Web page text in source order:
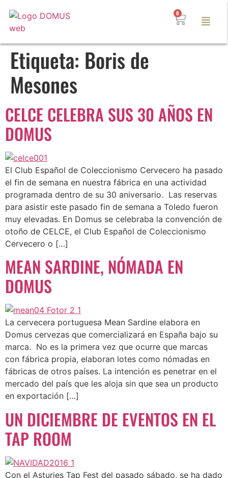
0
Etiqueta: Boris de
Mesones
CELCE CELEBRA SUS 30 AÑOS EN
DOMUS
El Club Español de Coleccionismo Cervecero ha pasado
el fin de semana en nuestra fábrica en una actividad
programada dentro de su 30 aniversario. Las reservas
para asistir este pasado fin de semana a Toledo fueron
muy elevadas. En Domus se celebraba la convención de
otoño de CELCE, el Club Español de Coleccionismo
Cervecero o […]
MEAN SARDINE, NÓMADA EN
DOMUS
La cervecera portuguesa Mean Sardine elabora en
Domus cervezas que comercializará en España bajo su
marca. No es la primera vez que ocurre que marcas
con fábrica propia, elaboran lotes como nómadas en
fábricas de otros países. La intención es penetrar en el
mercado del país que les aloja sin que sea un producto
en exportación […]
UN DICIEMBRE DE EVENTOS EN EL
TAP ROOM
Con el Asturies Tap Fest del pasado sábado, se ha dado